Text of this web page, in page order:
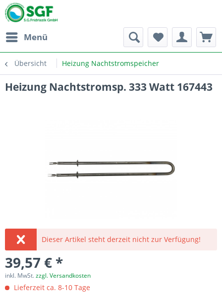
Menü
Übersicht Heizung Nachtstromspeicher
Heizung Nachtstromsp. 333 Watt 167443
Dieser Artikel steht derzeit nicht zur Verfügung!
39,57 € *
inkl. MwSt.zzgl. Versandkosten
Lieferzeit ca. 8-10 Tage